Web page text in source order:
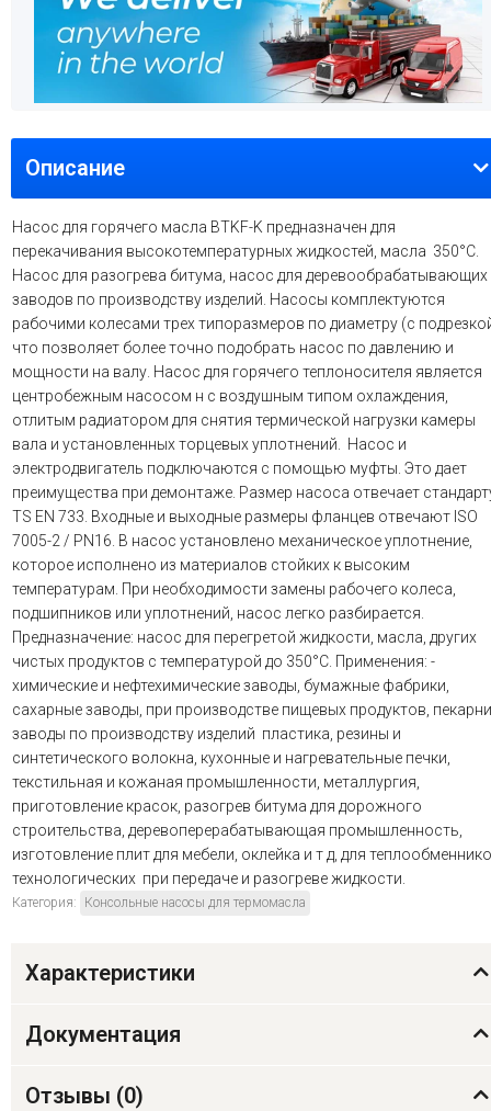
Описание
Насос для горячего масла BTKF-K предназначен для
перекачивания высокотемпературных жидкостей, масла 350°C.
Насос для разогрева битума, насос для деревообрабатывающих
заводов по производству изделий. Насосы комплектуются
рабочими колесами трех типоразмеров по диаметру (с
что позволяет более точно подобрать насос по давлению и
мощности на валу. Насос для горячего теплоносителя является
центробежным насосом н с воздушным типом охлаждения,
отлитым радиатором для снятия термической нагрузки камеры
вала и установленных торцевых уплотнений. Насос и
электродвигатель подключаются с помощью муфты. Это дает
преимущества при демонтаже. Размер насоса отвечает
TS EN 733. Входные и выходные размеры фланцев отвечают ISO
7005-2 / PN16. В насос установлено механическое уплотнение,
которое исполнено из материалов стойких к высоким
температурам. При необходимости замены рабочего колеса,
подшипников или уплотнений, насос легко разбирается.
Предназначение: насос для перегретой жидкости, масла, других
чистых продуктов с температурой до 350°C. Применения: -
химические и нефтехимические заводы, бумажные фабрики,
сахарные заводы, при производстве пищевых продуктов, пекарни
заводы по производству изделий пластика, резины и
синтетического волокна, кухонные и нагревательные печки,
текстильная и кожаная промышленности, металлургия,
приготовление красок, разогрев битума для дорожного
строительства, деревоперерабатывающая промышленность,
изготовление плит для мебели, оклейка и т д, для
технологических при передаче и разогреве жидкости.
Категория: Консольные насосы для термомасла
Характеристики
Документация
Отзывы (0)